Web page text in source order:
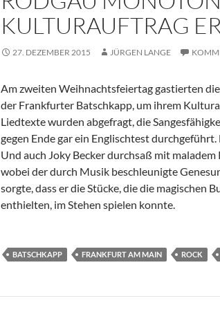
KULTURAUFTRAG
27. DEZEMBER 2015 JÜRGEN LANGE
Am zweiten Weihnachtsfeiertag gastierten
der Frankfurter Batschkapp, um ihrem
Liedtexte wurden abgefragt, die
gegen Ende gar ein Englischtest durchgeführt.
Und auch Joky Becker durchsaß mit maladem
wobei der durch Musik beschleunigte
sorgte, dass er die Stücke, die die magischen
enthielten, im Stehen spielen konnte.
BATSCHKAPP FRANKFURT AM MAIN ROCK